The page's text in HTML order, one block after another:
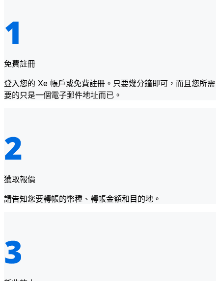
免費註冊
登入您的 Xe 帳戶或免費註冊。只要幾分鐘即可，而且您所需
要的只是一個電子郵件地址而已。
獲取報價
請告知您要轉帳的幣種、轉帳金額和目的地。